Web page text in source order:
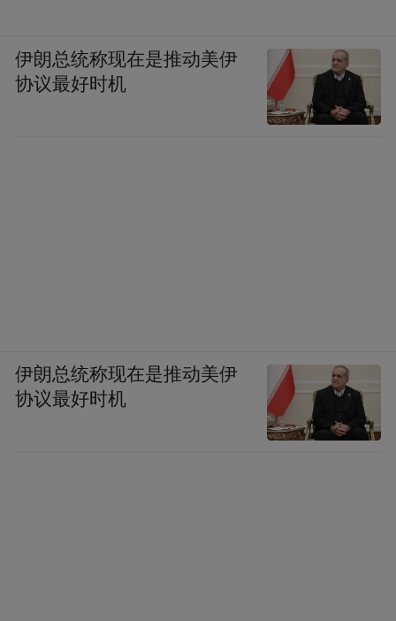
伊朗总统称现在是推动美伊
协议最好时机
伊朗总统称现在是推动美伊
协议最好时机